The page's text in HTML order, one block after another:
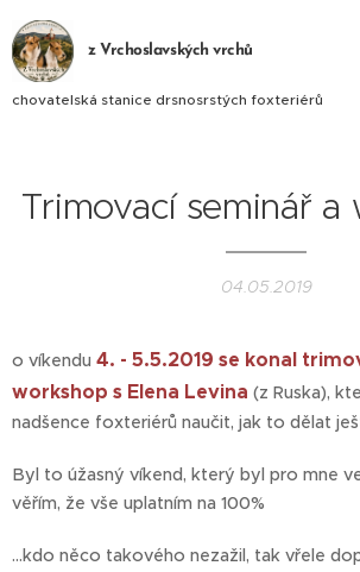
z Vrchoslavských vrchů
chovatelská stanice drsnosrstých foxteriérů
Trimovací seminář a
04.05.2019
o víkendu 4. - 5.5.2019 se konal
workshop s Elena Levina (z Ruska),
nadšence foxteriérů naučit, jak to dělat
Byl to úžasný víkend, který byl pro mne
věřím, že vše uplatním na 100%
...kdo něco takového nezažil, tak vřele